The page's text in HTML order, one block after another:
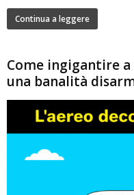
Continua a leggere
Come ingigantire
una banalità